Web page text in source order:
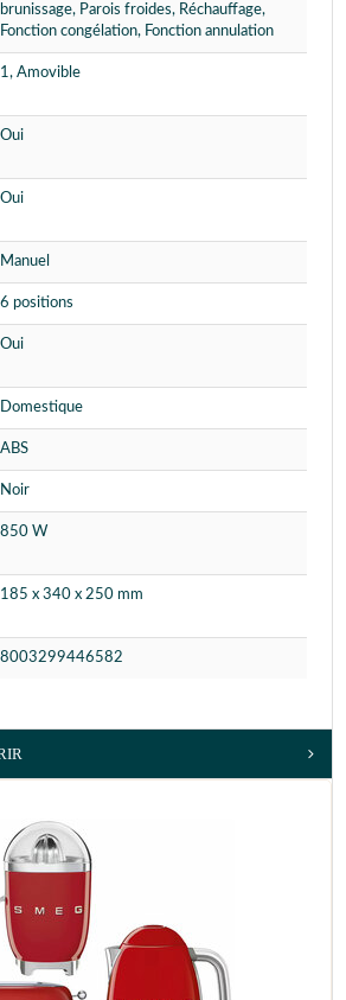
brunissage, Parois froides, Réchauffage,
Fonction congélation, Fonction annulation
1, Amovible
Oui
Oui
Manuel
6 positions
Oui
Domestique
ABS
Noir
850 W
185 x 340 x 250 mm
8003299446582